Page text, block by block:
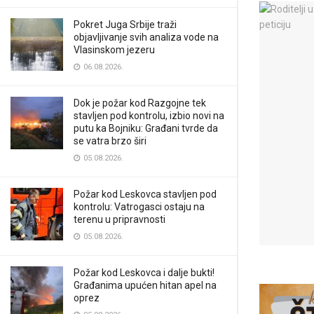
Pokret Juga Srbije traži
objavljivanje svih analiza vode na
Vlasinskom jezeru
06.08.2026.
Dok je požar kod Razgojne tek
stavljen pod kontrolu, izbio novi na
putu ka Bojniku: Građani tvrde da
se vatra brzo širi
05.08.2026.
Požar kod Leskovca stavljen pod
kontrolu: Vatrogasci ostaju na
terenu u pripravnosti
05.08.2026.
Požar kod Leskovca i dalje bukti!
Građanima upućen hitan apel na
oprez